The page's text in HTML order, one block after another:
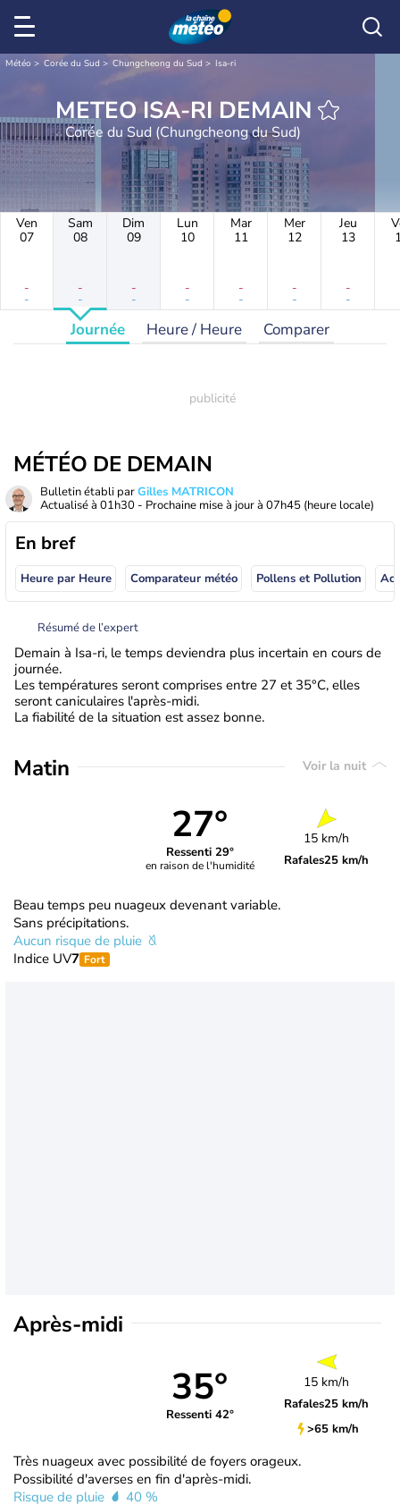
Météo Corée du Sud Chungcheong du Sud Isa-ri
METEO ISA-RI DEMAIN
Corée du Sud (Chungcheong du Sud)
Ven
07
-
-
Sam
08
-
-
Dim
09
-
-
Lun
10
-
-
Mar
11
-
-
Mer
12
-
-
Jeu
13
-
-
Journée Heure / Heure Comparer
MÉTÉO DE DEMAIN
Bulletin établi parGilles MATRICON
Actualisé à 01h30 - Prochaine mise à jour à 07h45 (heure locale)
En bref
Heure par Heure Comparateur météo Pollens et Pollution
Résumé de l’expert
Demain à Isa-ri, le temps deviendra plus incertain en cours de
journée.
Les températures seront comprises entre 27 et 35°C, elles
seront caniculaires l'après-midi.
La fiabilité de la situation est assez bonne.
Matin Voir la nuit
27°
Ressenti 29°
en raison de l'humidité
15 km/h
Rafales25 km/h
Beau temps peu nuageux devenant variable.
Sans précipitations.
Aucun risque de pluie
Indice UV7 Fort
Après-midi
35°
Ressenti 42°
15 km/h
Rafales25 km/h
>65 km/h
Très nuageux avec possibilité de foyers orageux.
Possibilité d'averses en fin d'après-midi.
Risque de pluie
40 %